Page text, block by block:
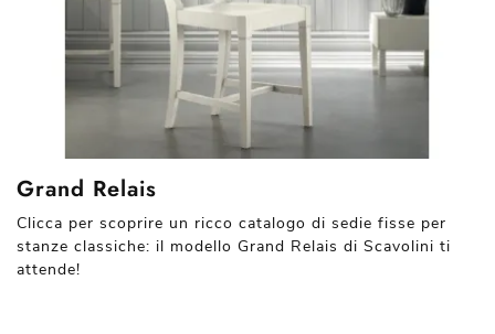
Grand Relais
Clicca per scoprire un ricco catalogo di sedie fisse per
stanze classiche: il modello Grand Relais di Scavolini ti
attende!